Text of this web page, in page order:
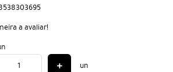
a avaliar!
un